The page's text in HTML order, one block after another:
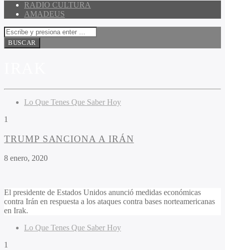
RADIO CULTURA
AMADEUS
Lo Que Tenes Que Saber Hoy
1
TRUMP SANCIONA A IRÁN
8 enero, 2020
El presidente de Estados Unidos anunció medidas económicas
contra Irán en respuesta a los ataques contra bases norteamericanas
en Irak.
Lo Que Tenes Que Saber Hoy
1